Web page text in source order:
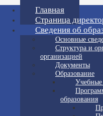
Главная
Страница
Сведения об
Основные
Структура и
организацией
Документы
Образование
Учебные
образования